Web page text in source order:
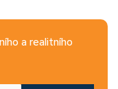
a realitního